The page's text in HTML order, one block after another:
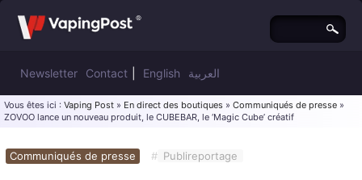
Newsletter Contact English العربية
Vous êtes ici : Vaping Post » En direct des boutiques » Communiqués de presse »
ZOVOO lance un nouveau produit, le CUBEBAR, le ‘Magic Cube’ créatif
Communiqués de presse # Publireportage